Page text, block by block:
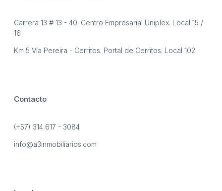
Carrera 13 # 13 - 40. Centro Empresarial Uniplex. Local 15 /
16
Km 5 Vía Pereira - Cerritos. Portal de Cerritos. Local 102
Contacto
(+57) 314 617 - 3084
info@a3inmobiliarios.com